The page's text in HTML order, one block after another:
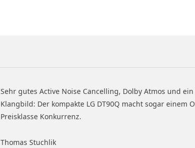
Sehr gutes Active Noise Cancelling, Dolby Atmos und
Klangbild: Der kompakte LG DT90Q macht sogar einem
Preisklasse Konkurrenz.
Thomas Stuchlik